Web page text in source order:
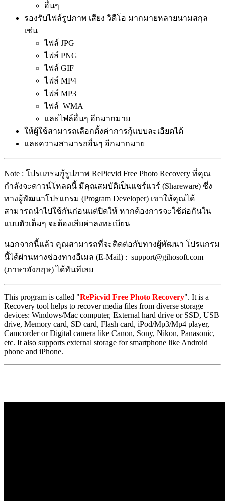
อื่นๆ
รองรับไฟล์รูปภาพ เสียง วิดีโอ มากมายหลายนามสกุล
เช่น
ไฟล์ JPG
ไฟล์ PNG
ไฟล์ GIF
ไฟล์ MP4
ไฟล์ MP3
ไฟล์ WMA
และไฟล์อื่นๆ อีกมากมาย
ให้ผู้ใช้สามารถเลือกตั้งค่าการกู้แบบละเอียดได้
และความสามารถอื่นๆ อีกมากมาย
Note : โปรแกรมกู้รูปภาพ RePicvid Free Photo Recovery ที่คุณ
กำลังจะดาวน์โหลดนี้ มีคุณสมบัติเป็นแชร์แวร์ (Shareware) ซึ่ง
ทางผู้พัฒนาโปรแกรม (Program Developer) เขาให้คุณได้
สามารถนำไปใช้กันก่อนแต่ปิดให้ หากต้องการจะใช้ต่อกันใน
แบบตัวเต็มๆ จะต้องเสียค่าลงทะเบียน
นอกจากนี้แล้ว คุณสามารถที่จะติดต่อกับทางผู้พัฒนา โปรแกรม
นี้ได้ผ่านทางช่องทางอีเมล (E-Mail) : support@gihosoft.com
(ภาษาอังกฤษ) ได้ทันทีเลย
This program is called "RePicvid Free Photo Recovery". It is a
Recovery tool helps to recover media files from diverse storage
devices: Windows/Mac computer, External hard drive or SSD, USB
drive, Memory card, SD card, Flash card, iPod/Mp3/Mp4 player,
Camcorder or Digital camera like Canon, Sony, Nikon, Panasonic,
etc. It also supports external storage for smartphone like Android
phone and iPhone.